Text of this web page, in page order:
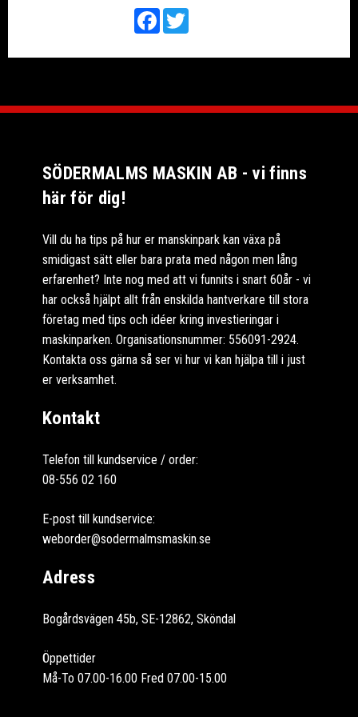
FacebookTwitter
SÖDERMALMS MASKIN AB - vi finns
här för dig!
Vill du ha tips på hur er manskinpark kan växa på
smidigast sätt eller bara prata med någon men lång
erfarenhet? Inte nog med att vi funnits i snart 60år - vi
har också hjälpt allt från enskilda hantverkare till stora
företag med tips och idéer kring investieringar i
maskinparken. Organisationsnummer: 556091-2924.
Kontakta oss gärna så ser vi hur vi kan hjälpa till i just
er verksamhet.
Kontakt
Telefon till kundservice / order:
08-556 02 160
E-post till kundservice:
weborder@sodermalmsmaskin.se
Adress
Bogårdsvägen 45b, SE-12862, Sköndal
Öppettider
Må-To 07.00-16.00 Fred 07.00-15.00